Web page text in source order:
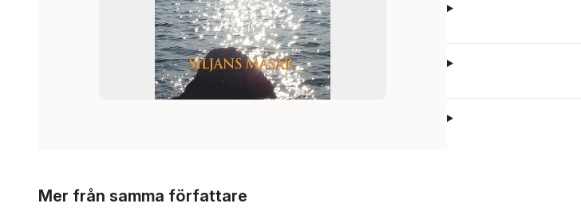
Mer från samma författare